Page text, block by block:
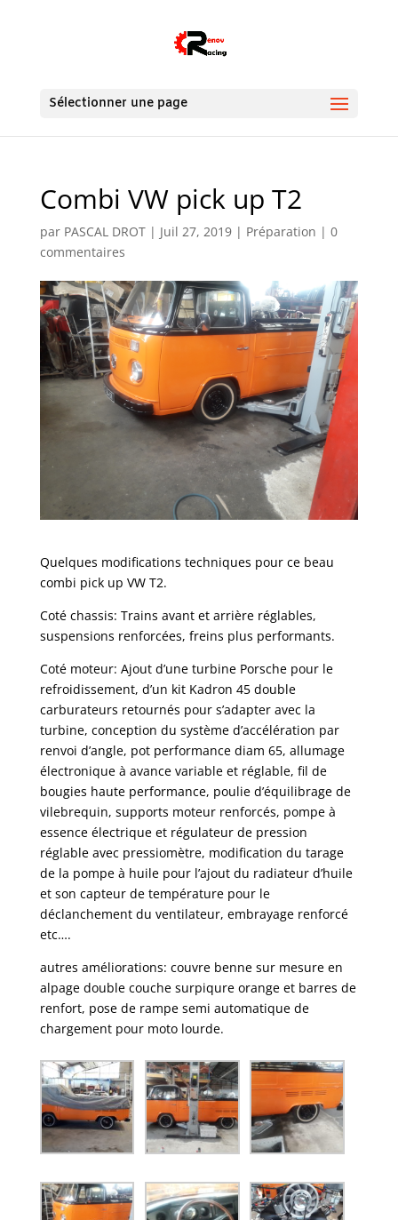
Sélectionner une page
Combi VW pick up T2
par PASCAL DROT| Juil 27, 2019| Préparation | 0
commentaires
Quelques modifications techniques pour ce beau
combi pick up VW T2.
Coté chassis: Trains avant et arrière réglables,
suspensions renforcées, freins plus performants.
Coté moteur: Ajout d’une turbine Porsche pour le
refroidissement, d’un kit Kadron 45 double
carburateurs retournés pour s’adapter avec la
turbine, conception du système d’accélération par
renvoi d’angle, pot performance diam 65, allumage
électronique à avance variable et réglable, fil de
bougies haute performance, poulie d’équilibrage de
vilebrequin, supports moteur renforcés, pompe à
essence électrique et régulateur de pression
réglable avec pressiomètre, modification du tarage
de la pompe à huile pour l’ajout du radiateur d’huile
et son capteur de température pour le
déclanchement du ventilateur, embrayage renforcé
etc….
autres améliorations: couvre benne sur mesure en
alpage double couche surpiqure orange et barres de
renfort, pose de rampe semi automatique de
chargement pour moto lourde.